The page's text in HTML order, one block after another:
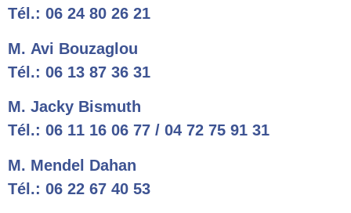
Tél.: 06 24 80 26 21
M. Avi Bouzaglou
Tél.: 06 13 87 36 31
M. Jacky Bismuth
Tél.: 06 11 16 06 77 / 04 72 75 91 31
M. Mendel Dahan
Tél.: 06 22 67 40 53